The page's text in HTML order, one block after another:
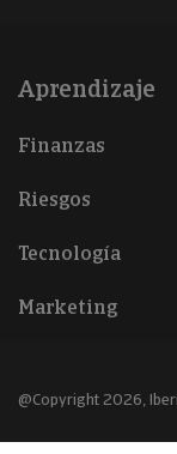
Aprendizaje
Finanzas
Riesgos
Tecnología
Marketing
@Copyright 2026,